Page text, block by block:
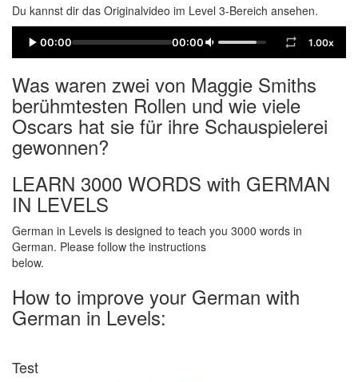
Du kannst dir das Originalvideo im Level 3-Bereich ansehen.
00:00 00:00 1.00x
Was waren zwei von Maggie Smiths
berühmtesten Rollen und wie viele
Oscars hat sie für ihre Schauspielerei
gewonnen?
LEARN 3000 WORDS with GERMAN
IN LEVELS
German in Levels is designed to teach you 3000 words in
German. Please follow the instructions
below.
How to improve your German with
German in Levels:
Test